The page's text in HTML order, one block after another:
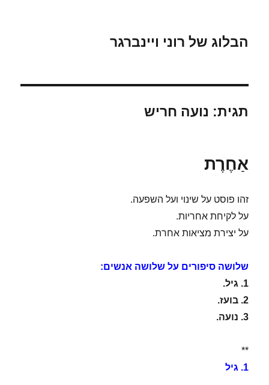
הבלוג של רוני ויינברגר
תגית: נועה חריש
אַחֶרֶת
זהו פוסט על שינוי ועל השפעה.
על לקיחת אחריות.
על יצירת מציאות אחרת.
שלושה סיפורים על שלושה אנשים:
1. גיל.
2. בועז.
3. נועה.
**
1. גיל